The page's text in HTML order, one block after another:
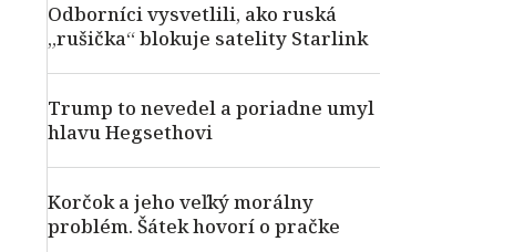
Odborníci vysvetlili, ako ruská
„rušička“ blokuje satelity Starlink
Trump to nevedel a poriadne umyl
hlavu Hegsethovi
Korčok a jeho veľký morálny
problém. Šátek hovorí o pračke